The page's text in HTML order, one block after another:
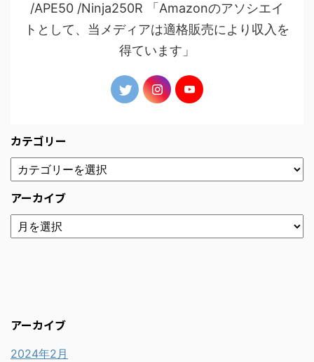
/APE50 /Ninja250R 「Amazonのアソシエイ
トとして、当メディアは適格販売により収入を
得ています」
カテゴリー
アーカイブ
アーカイブ
2024年2月